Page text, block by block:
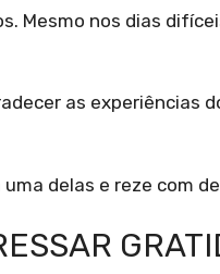
Mesmo nos dias
as experiências
delas e reze com